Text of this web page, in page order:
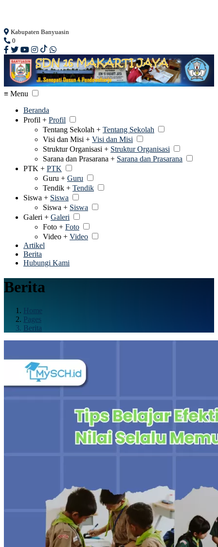
Kabupaten Banyuasin
0
≡ Menu
Beranda
Profil + Profil
Tentang Sekolah + Tentang Sekolah
Visi dan Misi + Visi dan Misi
Struktur Organisasi + Struktur Organisasi
Sarana dan Prasarana + Sarana dan Prasarana
PTK + PTK
Guru + Guru
Tendik + Tendik
Siswa + Siswa
Siswa + Siswa
Galeri + Galeri
Foto + Foto
Video + Video
Artikel
Berita
Hubungi Kami
Berita
Home
Pages
Berita